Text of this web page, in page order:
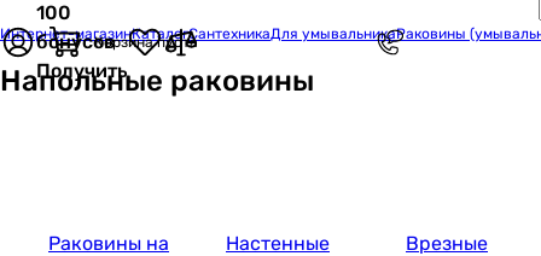
100
бонусов
Получить
Корзина пуста
Интернет-магазинКаталогСантехникаДля умывальникаРаковины
Напольные раковины
Раковины на
Настенные
Врезные